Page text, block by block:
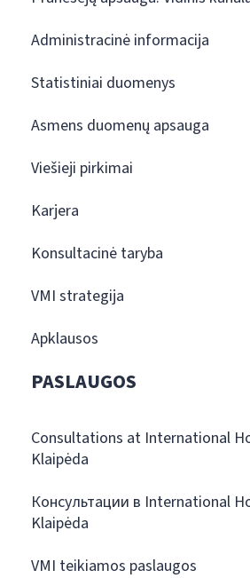
Administracinė informacija
Statistiniai duomenys
Asmens duomenų apsauga
Viešieji pirkimai
Karjera
Konsultacinė taryba
VMI strategija
Apklausos
PASLAUGOS
Consultations at International
Klaipėda
Консультации в International
Klaipėda
VMI teikiamos paslaugos